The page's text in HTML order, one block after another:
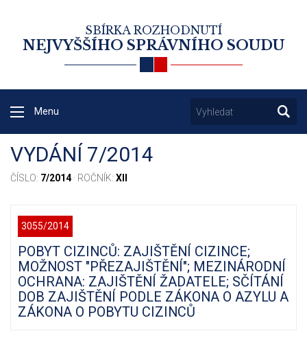
SBÍRKA ROZHODNUTÍ
NEJVYŠŠÍHO SPRÁVNÍHO SOUDU
Menu
VYDÁNÍ 7/2014
ČÍSLO: 7/2014· ROČNÍK: XII
3055/2014
POBYT CIZINCŮ: ZAJIŠTĚNÍ CIZINCE;
MOŽNOST "PŘEZAJIŠTĚNÍ"; MEZINÁRODNÍ
OCHRANA: ZAJIŠTĚNÍ ŽADATELE; SČÍTÁNÍ
DOB ZAJIŠTĚNÍ PODLE ZÁKONA O AZYLU A
ZÁKONA O POBYTU CIZINCŮ